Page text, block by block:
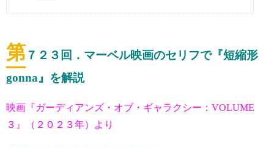
第 ７２３ 回．マーベル映画のセリフで『短縮形
gonna』を解説
映画『ガーディアンズ・オブ・ギャラクシー：VOLUME
３』（２０２３年）より